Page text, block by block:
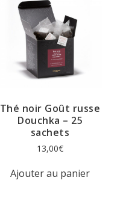
Thé noir Goût russe
Douchka – 25
sachets
13,00€
Ajouter au panier